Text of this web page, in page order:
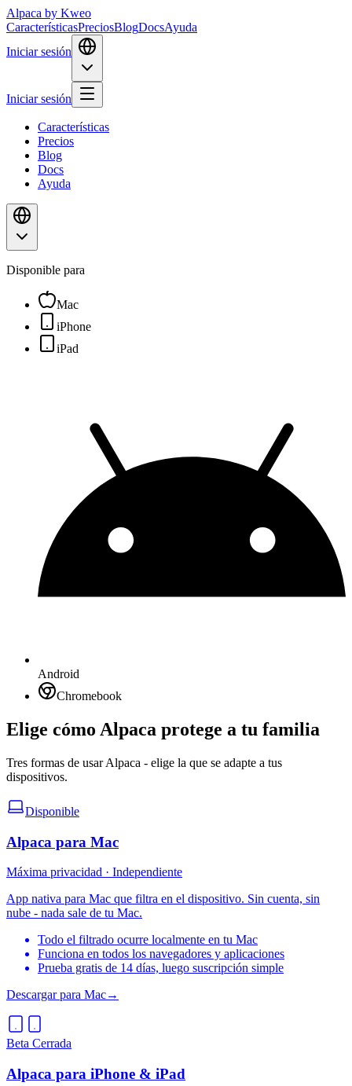
Alpaca by Kweo
CaracterísticasPreciosBlogDocsAyuda
Iniciar sesión
Iniciar sesión
Características
Precios
Blog
Docs
Ayuda
Disponible para
Mac
iPhone
iPad
Android
Chromebook
Elige cómo Alpaca protege a tu familia
Tres formas de usar Alpaca - elige la que se adapte a tus
dispositivos.
Disponible
Alpaca para Mac
Máxima privacidad · Independiente
App nativa para Mac que filtra en el dispositivo. Sin cuenta, sin
nube - nada sale de tu Mac.
Todo el filtrado ocurre localmente en tu Mac
Funciona en todos los navegadores y aplicaciones
Prueba gratis de 14 días, luego suscripción simple
Descargar para Mac→
Beta Cerrada
Alpaca para iPhone & iPad